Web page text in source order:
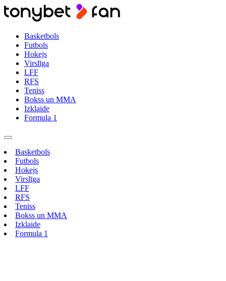
Basketbols
Futbols
Hokejs
Virslīga
LFF
RFS
Teniss
Bokss un MMA
Izklaide
Formula 1
Basketbols
Futbols
Hokejs
Virslīga
LFF
RFS
Teniss
Bokss un MMA
Izklaide
Formula 1